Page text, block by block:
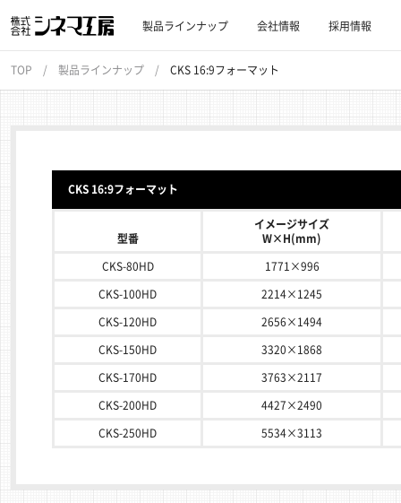
製品ラインナップ 会社情報 採用情報
TOP 製品ラインナップ CKS 16:9フォーマット
CKS 16:9フォーマット
型番
イメージサイズ
W×H(mm)
CKS-80HD 1771×996
CKS-100HD 2214×1245
CKS-120HD 2656×1494
CKS-150HD 3320×1868
CKS-170HD 3763×2117
CKS-200HD 4427×2490
CKS-250HD 5534×3113